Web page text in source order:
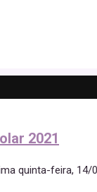
2021
quinta-feira,